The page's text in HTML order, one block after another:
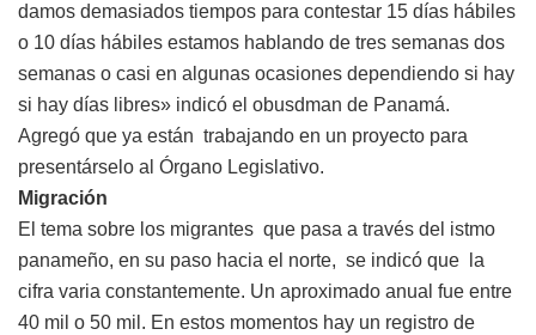
damos demasiados tiempos para contestar 15 días hábiles
o 10 días hábiles estamos hablando de tres semanas dos
semanas o casi en algunas ocasiones dependiendo si hay
si hay días libres» indicó el obusdman de Panamá.
Agregó que ya están trabajando en un proyecto para
presentárselo al Órgano Legislativo.
Migración
El tema sobre los migrantes que pasa a través del istmo
panameño, en su paso hacia el norte, se indicó que la
cifra varia constantemente. Un aproximado anual fue entre
40 mil o 50 mil. En estos momentos hay un registro de